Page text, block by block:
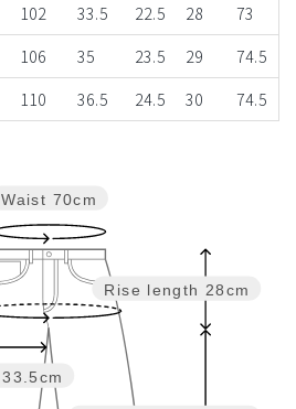
102 33.5 22.5 28
73
106 35 23.5 29
74.5
110 36.5 24.5 30 74.5
Rise length 28cm
33.5cm
Waist 70cm